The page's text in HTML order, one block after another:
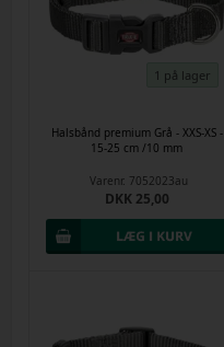
1 på lager
Halsbånd premium Grå - XXS-XS -
15-25 cm /10 mm
Varenr. 7052023au
DKK 25,00